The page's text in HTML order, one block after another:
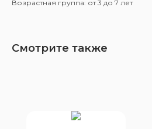
Возрастная группа: от 3 до 7 лет
Смотрите также